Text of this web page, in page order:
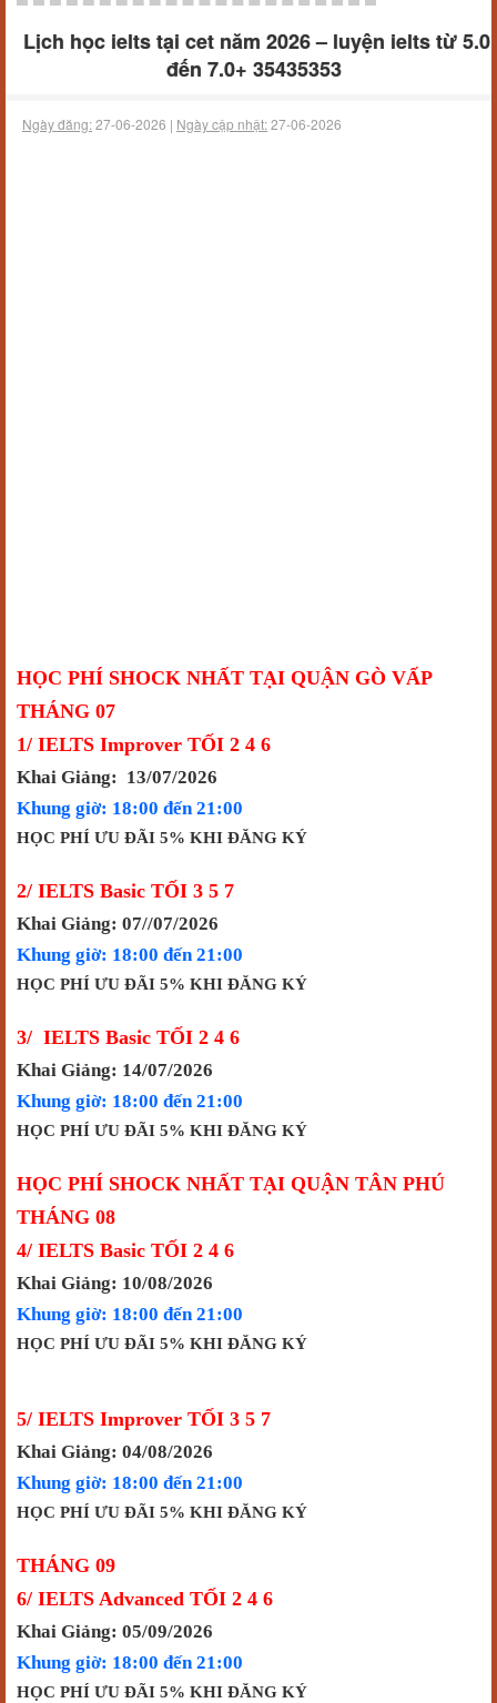
Lịch học ielts tại cet năm 2026 – luyện ielts từ 5.0
đến 7.0+ 35435353
Ngày đăng:27-06-2026 | Ngày cập nhật:27-06-2026
HỌC PHÍ SHOCK NHẤT TẠI QUẬN GÒ VẤP
THÁNG 07
1/ IELTS Improver TỐI 2 4 6
Khai Giảng: 13/07/2026
Khung giờ: 18:00 đến 21:00
HỌC PHÍ ƯU ĐÃI 5% KHI ĐĂNG KÝ
2/ IELTS Basic TỐI 3 5 7
Khai Giảng: 07//07/2026
Khung giờ: 18:00 đến 21:00
HỌC PHÍ ƯU ĐÃI 5% KHI ĐĂNG KÝ
3/ IELTS Basic TỐI 2 4 6
Khai Giảng: 14/07/2026
Khung giờ: 18:00 đến 21:00
HỌC PHÍ ƯU ĐÃI 5% KHI ĐĂNG KÝ
HỌC PHÍ SHOCK NHẤT TẠI QUẬN TÂN PHÚ
THÁNG 08
4/ IELTS Basic TỐI 2 4 6
Khai Giảng: 10/08/2026
Khung giờ: 18:00 đến 21:00
HỌC PHÍ ƯU ĐÃI 5% KHI ĐĂNG KÝ
5/ IELTS Improver TỐI 3 5 7
Khai Giảng: 04/08/2026
Khung giờ: 18:00 đến 21:00
HỌC PHÍ ƯU ĐÃI 5% KHI ĐĂNG KÝ
THÁNG 09
6/ IELTS Advanced TỐI 2 4 6
Khai Giảng: 05/09/2026
Khung giờ: 18:00 đến 21:00
HỌC PHÍ ƯU ĐÃI 5% KHI ĐĂNG KÝ